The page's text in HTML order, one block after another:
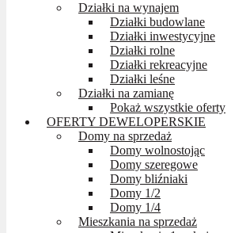
Działki na wynajem
Działki budowlane
Działki inwestycyjne
Działki rolne
Działki rekreacyjne
Działki leśne
Działki na zamianę
Pokaż wszystkie oferty
OFERTY DEWELOPERSKIE
Domy na sprzedaż
Domy wolnostojąc
Domy szeregowe
Domy bliźniaki
Domy 1/2
Domy 1/4
Mieszkania na sprzedaż